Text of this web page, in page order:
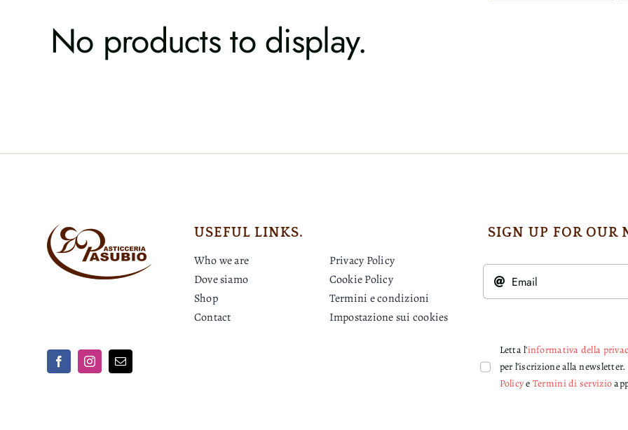
No products to display.
USEFUL LINKS.
Who we are
Dove siamo
Shop
Contact
Privacy Policy
Cookie Policy
Termini e condizioni
Impostazione sui cookies
SIGN UP FOR OUR
Letta l'informativa della
per l’iscrizione alla
Policye Termini di servizio